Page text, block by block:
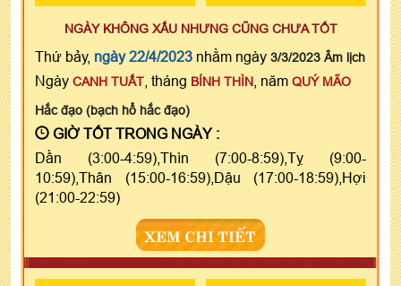
NGÀY KHÔNG XẤU NHƯNG CŨNG CHƯA TỐT
Thứ bảy, ngày 22/4/2023 nhằm ngày 3/3/2023 Âm lịch
Ngày CANH TUẤT , tháng BÍNH THÌN , năm QUÝ MÃO
Hắc đạo (bạch hổ hắc đạo)
GIỜ TỐT TRONG NGÀY :
Dần (3:00-4:59),Thìn (7:00-8:59),Tỵ (9:00-
10:59),Thân (15:00-16:59),Dậu (17:00-18:59),Hợi
(21:00-22:59)
XEM CHI TIẾT